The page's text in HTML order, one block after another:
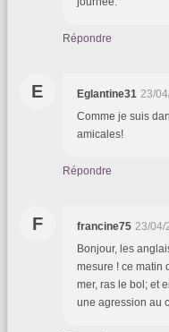
Répondre
E Eglantine31 23/
Comme je suis
amicales!
Répondre
F francine75 23/04/
Bonjour, les
mesure ! ce matin
mer, ras le bol; et
une agression au